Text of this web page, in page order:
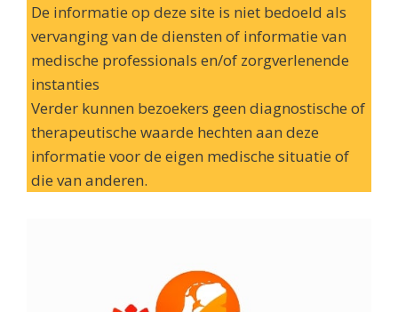
De informatie op deze site is niet bedoeld als
vervanging van de diensten of informatie van
medische professionals en/of zorgverlenende
instanties
Verder kunnen bezoekers geen diagnostische of
therapeutische waarde hechten aan deze
informatie voor de eigen medische situatie of
die van anderen.